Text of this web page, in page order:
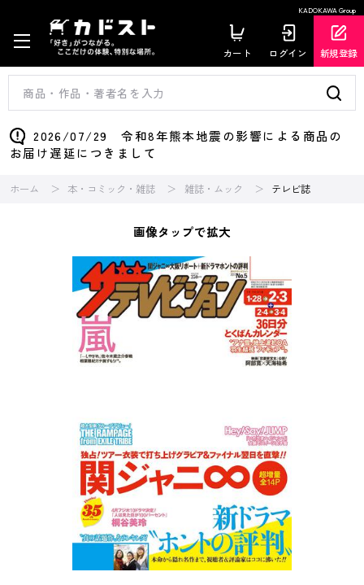
KADOKAWA Group
カート ログイン 新規登録
2026/07/29 令和8年熊本地震の影響による商品の
お届け遅延につきまして
ホーム 本・コミック・雑誌 雑誌・ムック テレビ誌
画像タップで拡大